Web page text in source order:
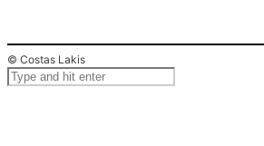
© Costas Lakis